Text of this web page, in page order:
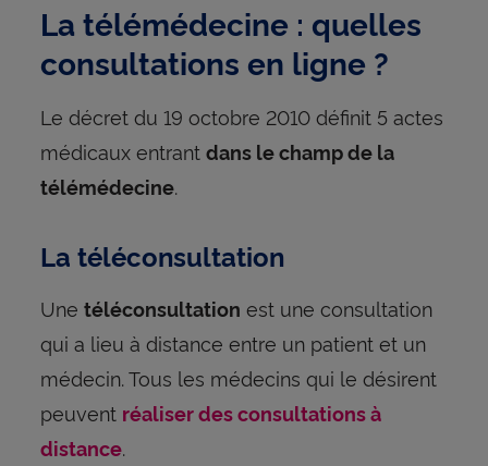
La télémédecine : quelles
consultations en ligne ?
Le décret du 19 octobre 2010 définit 5 actes
médicaux entrant dans le champ de la
télémédecine.
La téléconsultation
Une téléconsultation est une consultation
qui a lieu à distance entre un patient et un
médecin. Tous les médecins qui le désirent
peuvent réaliser des consultations à
distance.